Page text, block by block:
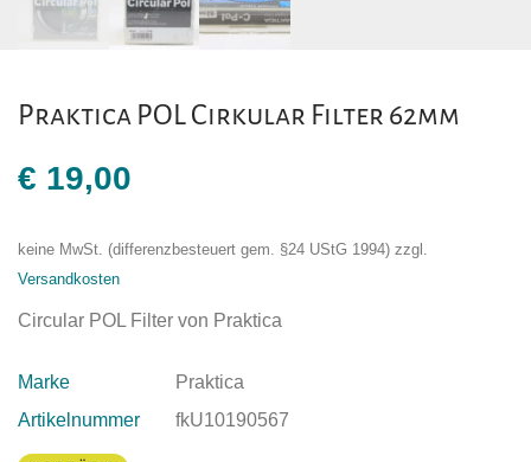
Praktica POL Cirkular Filter 62mm
€ 19,00
keine MwSt. (differenzbesteuert gem. §24 UStG 1994) zzgl.
Versandkosten
Circular POL Filter von Praktica
Marke
Praktica
Artikelnummer
fkU10190567